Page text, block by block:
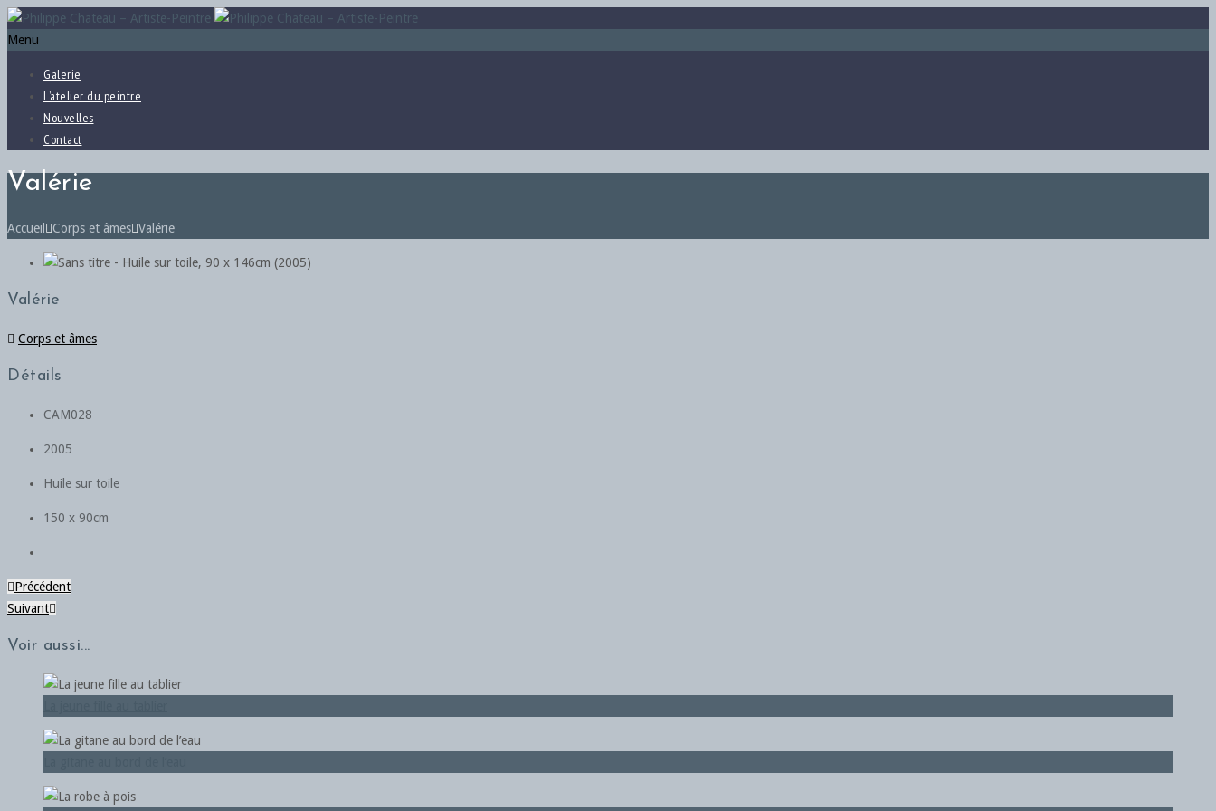
Menu
Galerie
L’atelier du peintre
Nouvelles
Contact
Valérie
Accueil Corps et âmes Valérie
Valérie
Corps et âmes
Détails
CAM028
2005
Huile sur toile
150 x 90cm
Précédent
Suivant
Voir aussi...